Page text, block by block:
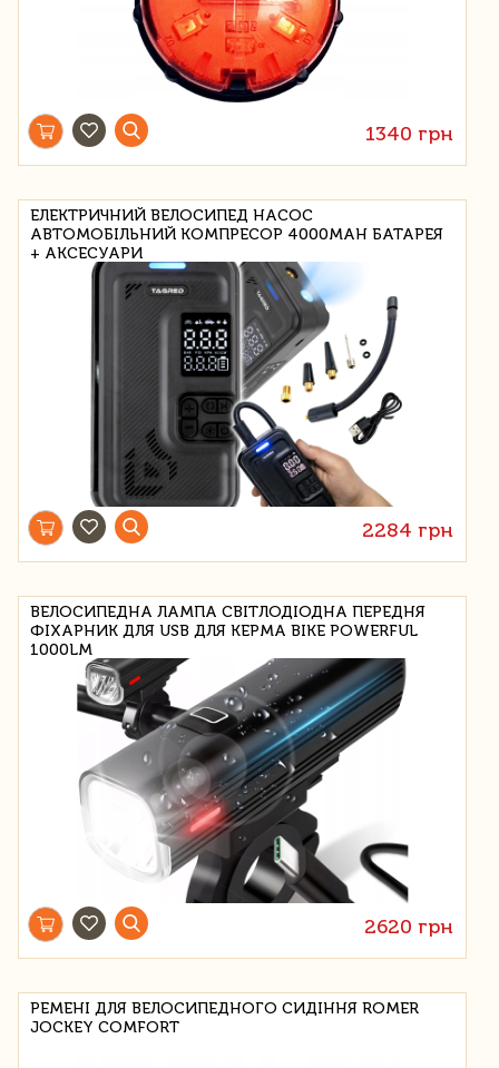
1340 грн
ЕЛЕКТРИЧНИЙ ВЕЛОСИПЕД НАСОС
АВТОМОБІЛЬНИЙ КОМПРЕСОР 4000MAH БАТАРЕЯ
+ АКСЕСУАРИ
2284 грн
ВЕЛОСИПЕДНА ЛАМПА СВІТЛОДІОДНА ПЕРЕДНЯ
ФІХАРНИК ДЛЯ USB ДЛЯ КЕРМА BIKE POWERFUL
1000LM
2620 грн
РЕМЕНІ ДЛЯ ВЕЛОСИПЕДНОГО СИДІННЯ ROMER
JOCKEY COMFORT